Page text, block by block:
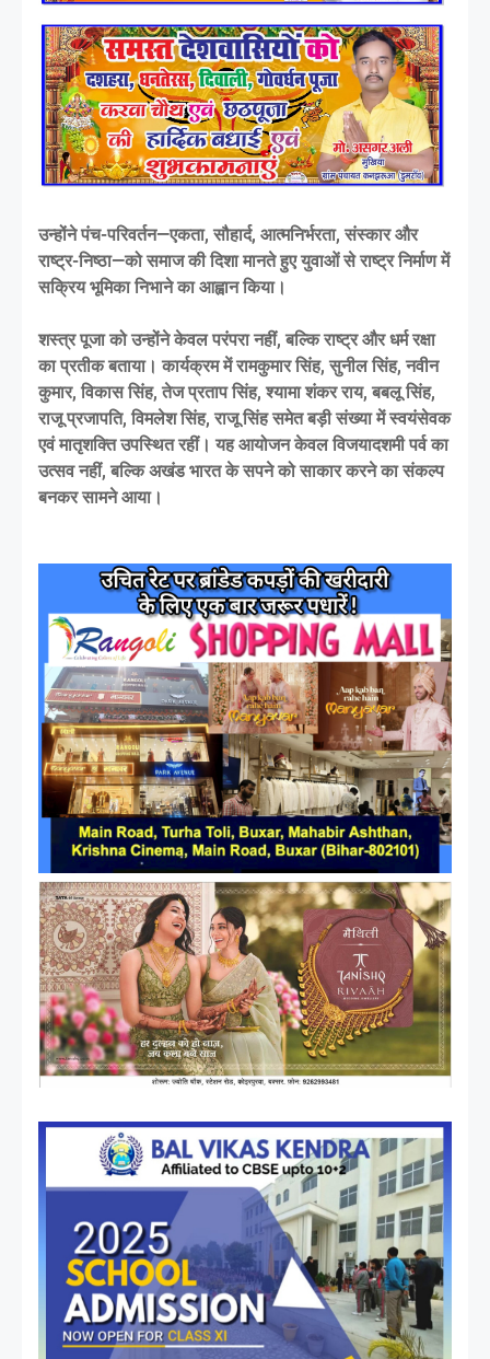
उन्होंने पंच-परिवर्तन—एकता, सौहार्द, आत्मनिर्भरता, संस्कार और
राष्ट्र-निष्ठा—को समाज की दिशा मानते हुए युवाओं से राष्ट्र निर्माण में
सक्रिय भूमिका निभाने का आह्वान किया।
शस्त्र पूजा को उन्होंने केवल परंपरा नहीं, बल्कि राष्ट्र और धर्म रक्षा
का प्रतीक बताया। कार्यक्रम में रामकुमार सिंह, सुनील सिंह, नवीन
कुमार, विकास सिंह, तेज प्रताप सिंह, श्यामा शंकर राय, बबलू सिंह,
राजू प्रजापति, विमलेश सिंह, राजू सिंह समेत बड़ी संख्या में स्वयंसेवक
एवं मातृशक्ति उपस्थित रहीं। यह आयोजन केवल विजयादशमी पर्व का
उत्सव नहीं, बल्कि अखंड भारत के सपने को साकार करने का संकल्प
बनकर सामने आया।